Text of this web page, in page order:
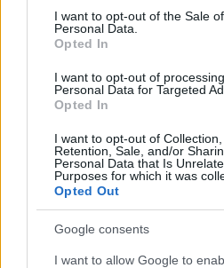
consent section.
I want to opt-out of the Sale
Personal Data.
Opted In
I want to opt-out of
Personal Data for Targeted
Opted In
I want to opt-out of Collection,
Retention, Sale, and/or
Personal Data that Is
Purposes for which it was
Opted Out
Google consents
I want to allow Google to
Sigue leyendo
SALUD Y ALIMENTACIÓN